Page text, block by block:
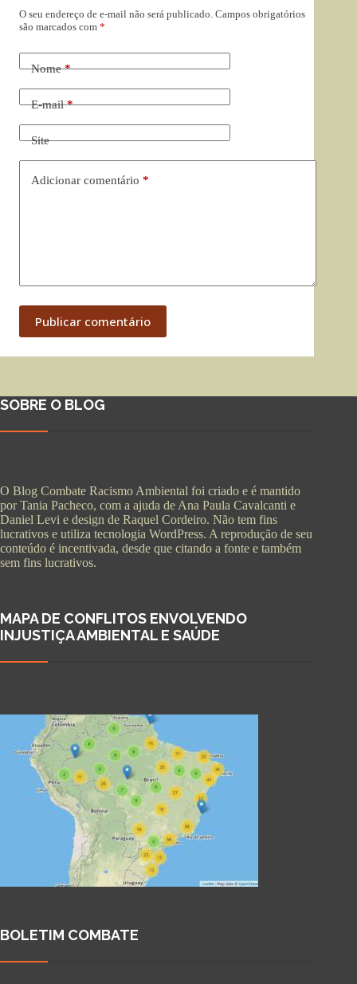
O seu endereço de e-mail não será publicado. Campos obrigatórios
são marcados com *
Nome*
E-mail*
Site
Adicionar comentário *
Publicar comentário
SOBRE O BLOG
O Blog Combate Racismo Ambiental foi criado e é mantido
por Tania Pacheco, com a ajuda de Ana Paula Cavalcanti e
Daniel Levi e design de Raquel Cordeiro. Não tem fins
lucrativos e utiliza tecnologia WordPress. A reprodução de seu
conteúdo é incentivada, desde que citando a fonte e também
sem fins lucrativos.
MAPA DE CONFLITOS ENVOLVENDO
INJUSTIÇA AMBIENTAL E SAÚDE
BOLETIM COMBATE